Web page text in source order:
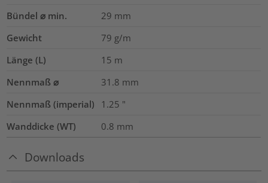
Bündel ⌀ min.
29 mm
Gewicht
79 g/m
Länge (L)
15 m
Nennmaß ⌀
31.8 mm
Nennmaß (imperial)
1.25 "
Wanddicke (WT)
0.8 mm
Downloads